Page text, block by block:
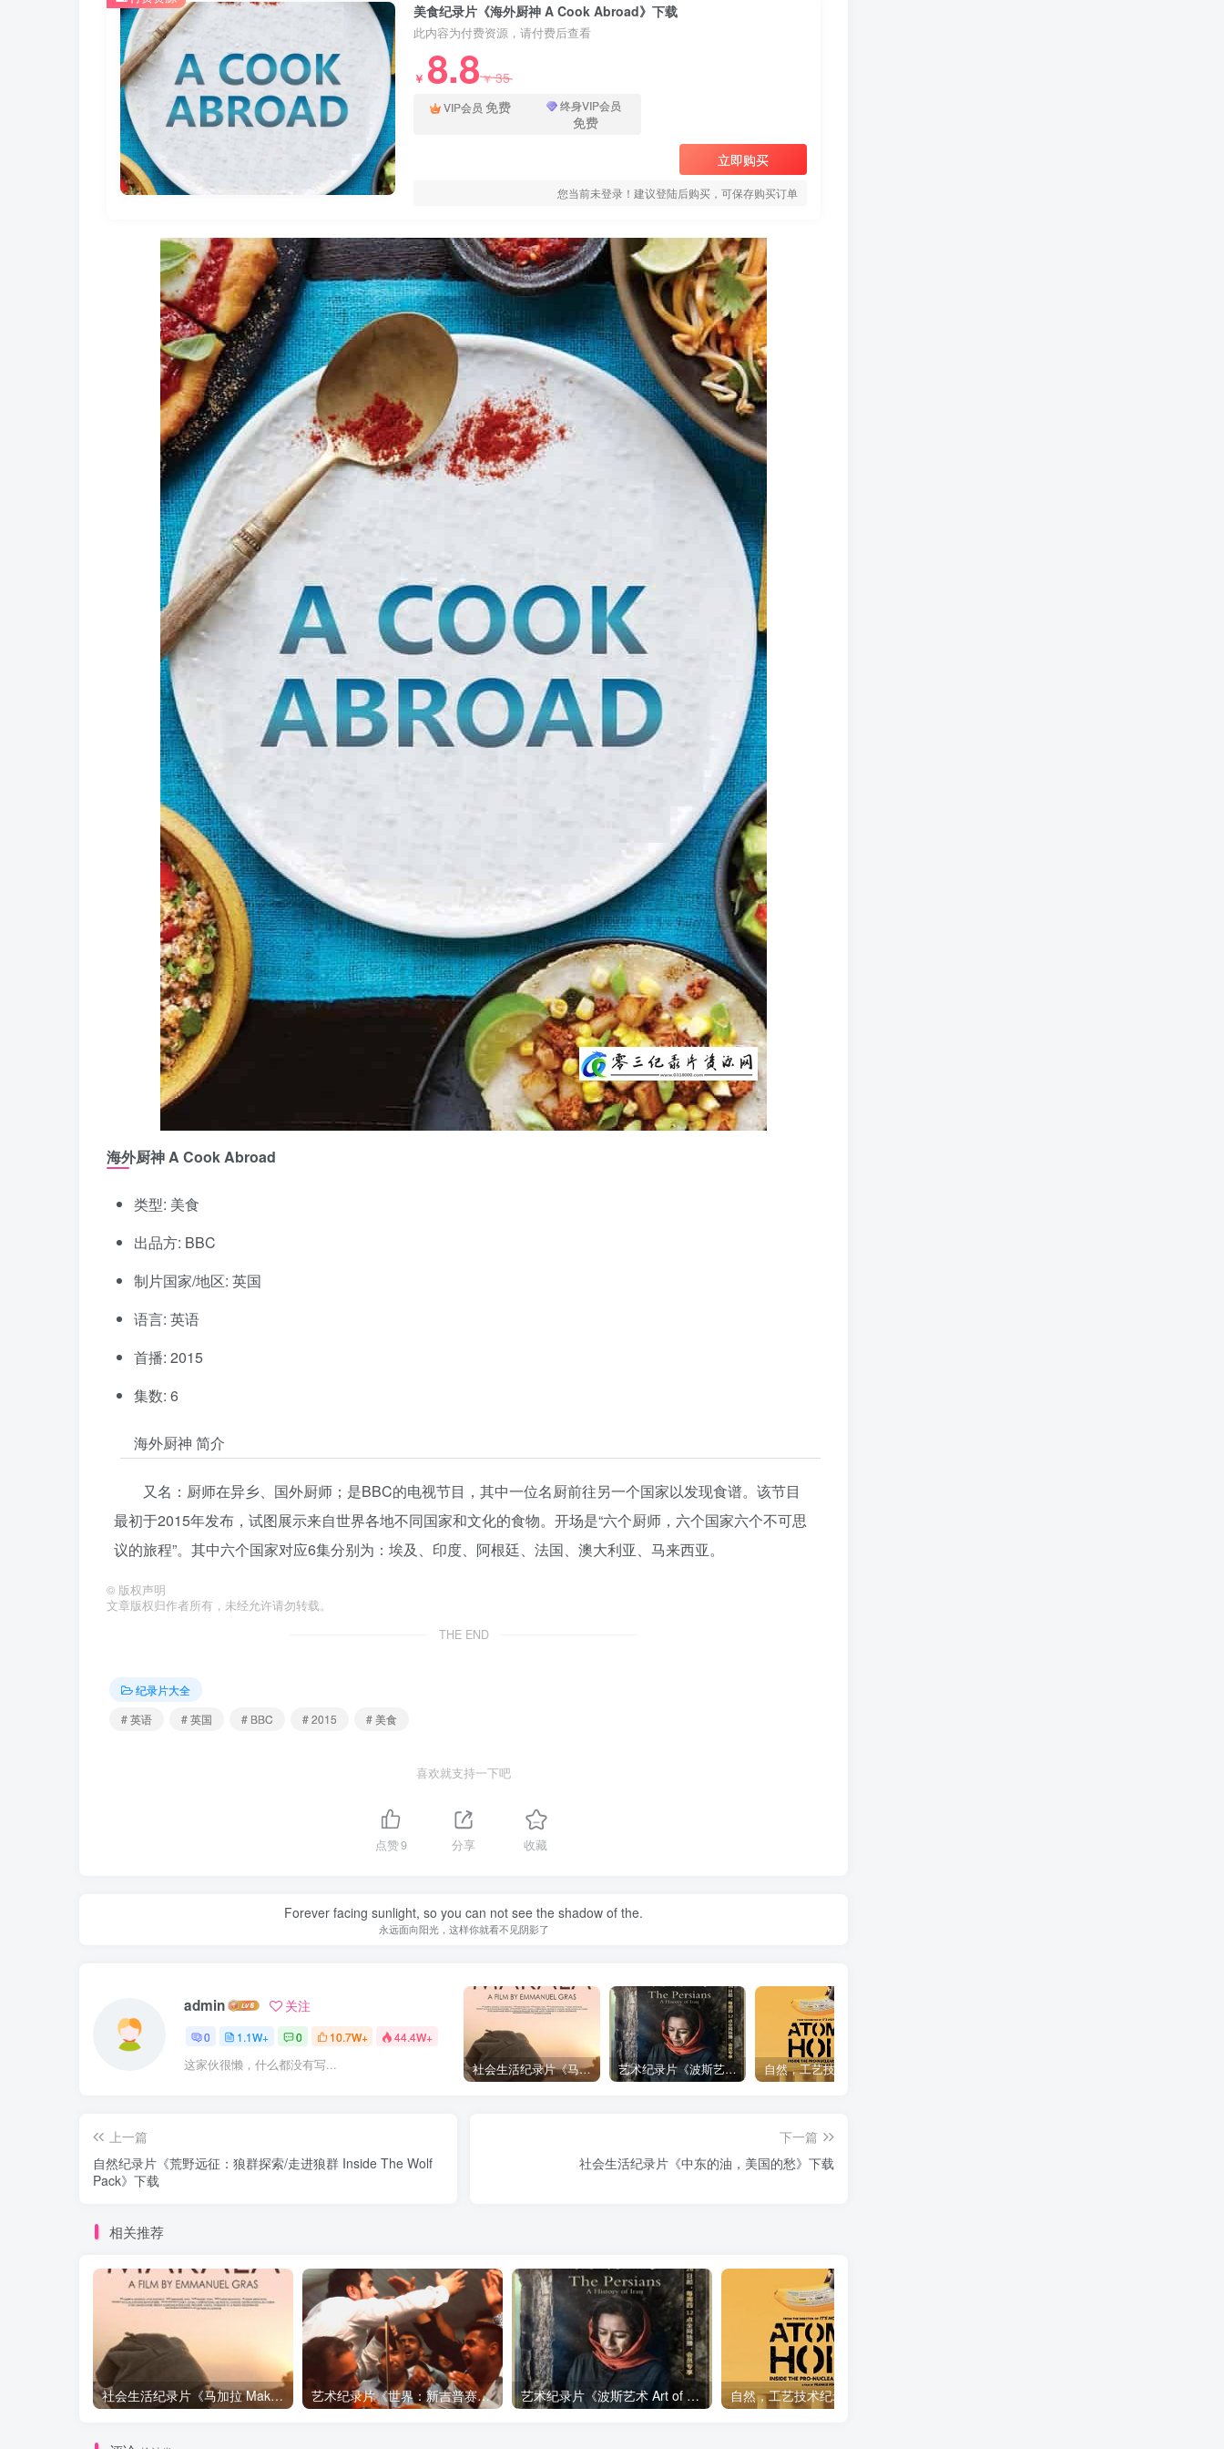
美食纪录片《海外厨神 A Cook Abroad》下载
此内容为付费资源，请付费后查看
￥ 8.8￥35
VIP会员 免费 终身VIP会员
免费
立即购买
您当前未登录！建议登陆后购买，可保存购买订单
海外厨神 A Cook Abroad
类型: 美食
出品方: BBC
制片国家/地区: 英国
语言: 英语
首播: 2015
集数: 6
海外厨神 简介
又名：厨师在异乡、国外厨师；是BBC的电视节目，其中一位名厨前往另一个国家以发现食谱。该节目
最初于2015年发布，试图展示来自世界各地不同国家和文化的食物。开场是“六个厨师，六个国家六个不可思
议的旅程”。其中六个国家对应6集分别为：埃及、印度、阿根廷、法国、澳大利亚、马来西亚。
© 版权声明
文章版权归作者所有，未经允许请勿转载。
THE END
纪录片大全
# 英语
# 英国 # BBC # 2015 # 美食
喜欢就支持一下吧
点赞9 分享 收藏
Forever facing sunlight, so you can not see the shadow of the.
永远面向阳光，这样你就看不见阴影了
admin 关注
0 1.1W+ 0 10.7W+ 44.4W+
这家伙很懒，什么都没有写... 社会生活纪录片《马加拉 Makala》下载 艺术纪录片《波斯艺术 Art of Persia》下载
上一篇
自然纪录片《荒野远征：狼群探索/走进狼群 Inside The Wolf
Pack》下载
下一篇
社会生活纪录片《中东的油，美国的愁》下载
相关推荐
社会生活纪录片《马加拉 Makala》下载 艺术纪录片《世界：新吉普赛之王 This World: The New Gypsy Kings》下载 艺术纪录片《波斯艺术 Art of Persia》下载